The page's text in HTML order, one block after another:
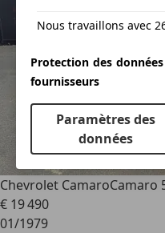
Chevrolet CamaroCamaro
€ 19 490
01/1979
Nous travaillons avec
Protection des données
fournisseurs
Paramètres des
données